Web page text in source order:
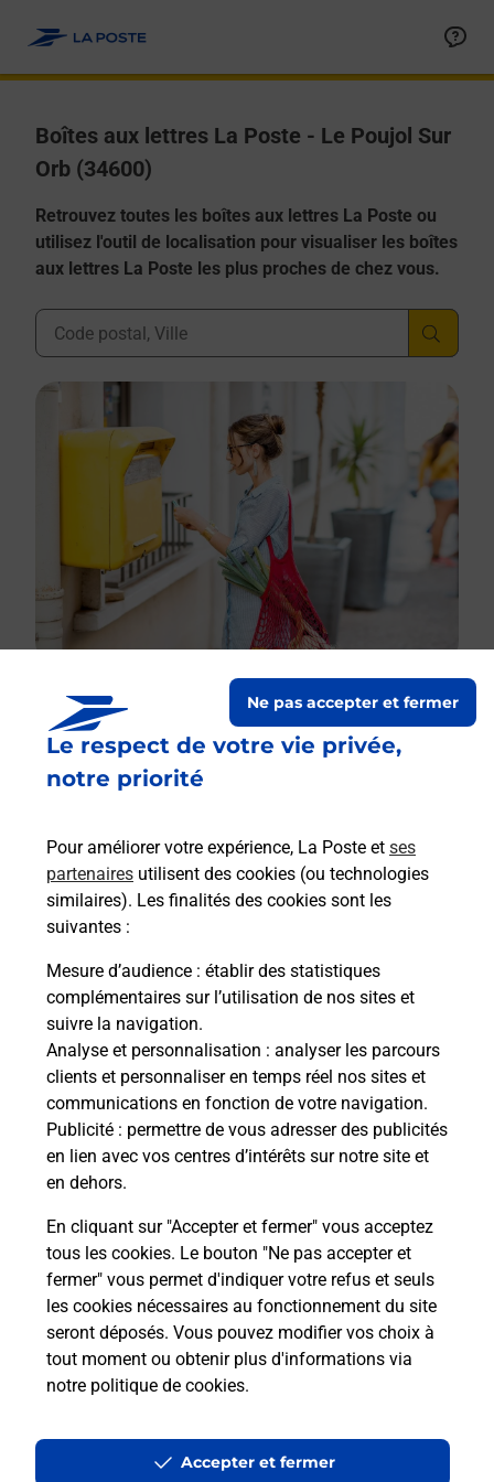
Le respect de votre vie privée,
notre priorité
Pour améliorer votre expérience, La Poste et ses
partenaires utilisent des cookies (ou technologies
similaires). Les finalités des cookies sont les
suivantes :
Mesure d’audience : établir des statistiques
complémentaires sur l’utilisation de nos sites et
suivre la navigation.
Analyse et personnalisation : analyser les parcours
clients et personnaliser en temps réel nos sites et
communications en fonction de votre navigation.
Publicité : permettre de vous adresser des publicités
en lien avec vos centres d’intérêts sur notre site et
en dehors.
En cliquant sur "Accepter et fermer" vous acceptez
tous les cookies. Le bouton "Ne pas accepter et
fermer" vous permet d'indiquer votre refus et seuls
les cookies nécessaires au fonctionnement du site
seront déposés. Vous pouvez modifier vos choix à
tout moment ou obtenir plus d'informations via
notre politique de cookies.
Ne pas accepter et fermer
Accepter et fermer
Boîtes aux lettres La Poste - Le Poujol Sur
Orb (34600)
Retrouvez toutes les boîtes aux lettres La Poste ou
utilisez l'outil de localisation pour visualiser les boîtes
aux lettres La Poste les plus proches de chez vous.
Ville, Département, Code Postal
Boîte aux lettres La Poste
Place De L Imbaisse
34600 Le Poujol Sur Orb
Le lien s'ouvre dans un nouvel onglet
Boîte aux Lettres La Poste
Prochaine collecte du courrierlundià 09h00
12 Rue De La Gare
34600 Le Poujol Sur Orb
Le lien s'ouvre dans un nouvel onglet
Localiser Liste Boîtes aux lettres Hérault Le Poujol Sur Orb
Accessibilité : partiellement conforme